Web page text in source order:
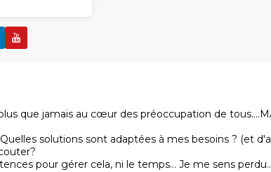
que jamais au cœur des préoccupation de
solutions sont adaptées à mes besoins ? (et
pour gérer cela, ni le temps... Je me sens